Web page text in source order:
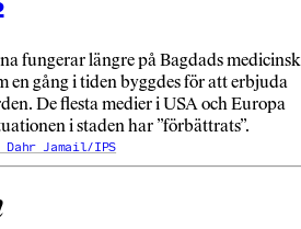
fungerar längre på Bagdads
en gång i tiden byggdes för att erbjuda
De flesta medier i USA och Europa
i staden har ”förbättrats”.
Dahr Jamail/IPS